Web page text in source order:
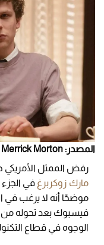
المصدر: Merrick Morton
رفض الممثل الأمريكي
مارك زوكربرغ
موضحًا أنه لا يرغب
فيسبوك بعد تحوله من
الوجوه في قطاع